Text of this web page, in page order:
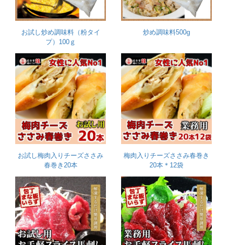
お試し炒め調味料（粉タイ
プ）100ｇ
炒め調味料500g
お試し梅肉入りチーズささみ
春巻き20本
梅肉入りチーズささみ春巻き
20本＊12袋